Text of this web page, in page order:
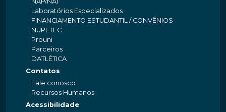
Laboratórios Especializados
FINANCIAMENTO ESTUDANTIL / CONVÊNIOS
NUPETEC
Prouni
Parceiros
DATLÉTICA
Contatos
Fale conosco
Recursos Humanos
Acessibilidade